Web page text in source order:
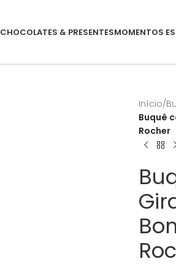
CHOCOLATES & PRESENTESMOMENTOS
Início/
Buquê
Rocher